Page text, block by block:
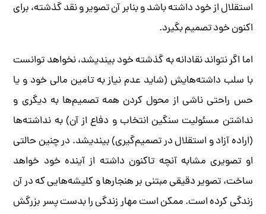
استقلال از خود داشته باشد و بنابر آن تصویر و نقد گذشته، برای
اکنون خود تصمیم بگیرد.
اما اگر نتواند نقادانه به گذشته خود بیندیشد، نخواهد توانست
با سلب داشته‌هایش (شاید عدم نیاز به تامین مالی خود و یا
حس راحتی ناشی از محول کردن همه تصمیم‌ها به دیگری و
نداشتن مسئولیت سنگین انتخاب و دفاع از آن) به نداشته‌ها
(اراده آزاد و استقلال در تصمیم‌گیری) بیندیشد. در چنین حالتی
او تصویری مشابه آنچه تاکنون داشته از آینده خود خواهد
ساخت، تصویر دقیقی مبتنی بر هنجارها و کلیشه‌هایی که در آن
زندگی کرده است. ممکن است مهار زندگی را بدست پسر بزرگش